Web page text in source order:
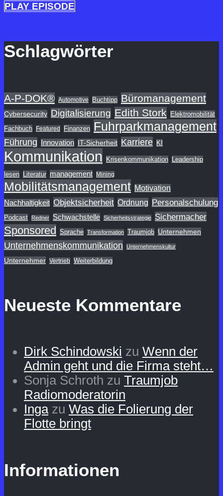
PLAY EPISODE
Schlagwörter
A-P-DOK® Automotive Buchtipp Büromanagement
Cybersecurity Digitalisierung Edith Stork Elektromobilität
Fachbuch
Featured Finanzen Fuhrparkmanagement
Führung Innovation IT-Sicherheit Karriere KI
Kommunikation Krisenkommunikation Leadership
lesen Literatur management Mining
Mobilitätsmanagement Motivation
Nachhaltigkeit Objektsicherheit Ordnung Personalschulung
Podcast Redner Schwachstelle Sicherheitsstrategie Sichermacher
Sponsored Sprache Transformation Traumjob Unternehmen
Unternehmenskommunikation Unternehmenskultur
Unternehmer Vertrieb Weiterbildung
Neueste Kommentare
Dirk Schindowski zu Wenn der
Admin geht und die Firma steht…
Sonja Schroth zu Traumjob
Radiomoderatorin
Ingazu Was die Folierung der
Flotte bringt
Informationen